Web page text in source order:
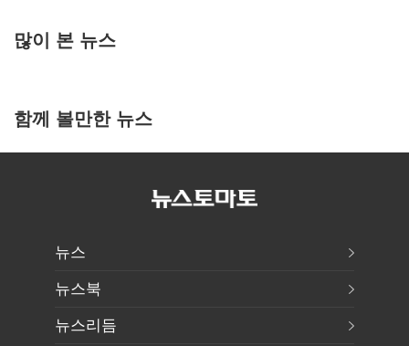
많이 본 뉴스
함께 볼만한 뉴스
뉴스
뉴스북
뉴스리듬